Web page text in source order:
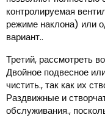
контролируемая
режиме наклона) или
вариант..
Третий, рассмотреть
Двойное подвесное
чистить., так как их
Раздвижные и
обслуживания.,